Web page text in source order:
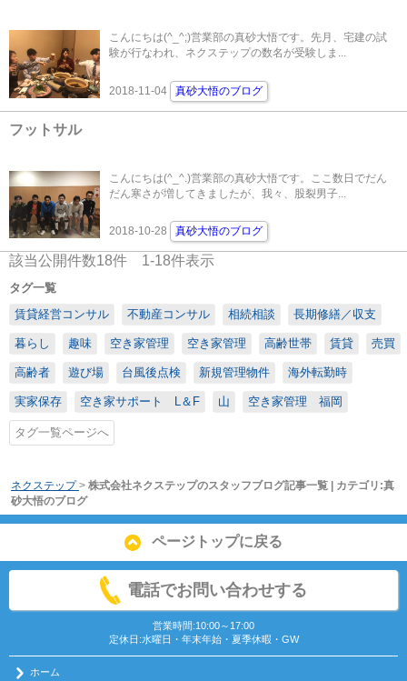
こんにちは(^_^;)営業部の真砂大悟です。先月、宅建の試
験が行なわれ、ネクステップの数名が受験しま...
2018-11-04 真砂大悟のブログ
フットサル
こんにちは(^_^.)営業部の真砂大悟です。ここ数日でだん
だん寒さが増してきましたが、我々、股裂男子...
2018-10-28 真砂大悟のブログ
該当公開件数18件 1-18件表示
タグ一覧
賃貸経営コンサル
不動産コンサル 相続相談 長期修繕／収支
暮らし 趣味 空き家管理 空き家管理 高齢世帯 賃貸 売買
高齢者 遊び場 台風後点検 新規管理物件 海外転勤時
実家保存 空き家サポート L＆F 山 空き家管理 福岡
タグ一覧ページへ
ネクステップ > 株式会社ネクステップのスタッフブログ記事一覧 | カテゴリ:真
砂大悟のブログ
ページトップに戻る
電話でお問い合わせする
営業時間:10:00～17:00
定休日:水曜日・年末年始・夏季休暇・GW
ホーム